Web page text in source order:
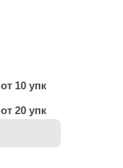
от 10 упк
от 20 упк